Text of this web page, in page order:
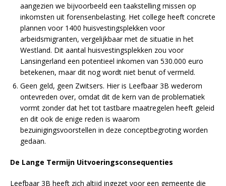
aangezien we bijvoorbeeld een taakstelling missen op
inkomsten uit forensenbelasting. Het college heeft concrete
plannen voor 1400 huisvestingsplekken voor
arbeidsmigranten, vergelijkbaar met de situatie in het
Westland. Dit aantal huisvestingsplekken zou voor
Lansingerland een potentieel inkomen van 530.000 euro
betekenen, maar dit nog wordt niet benut of vermeld.
Geen geld, geen Zwitsers. Hier is Leefbaar 3B wederom
ontevreden over, omdat dit de kern van de problematiek
vormt zonder dat het tot tastbare maatregelen heeft geleid
en dit ook de enige reden is waarom
bezuinigingsvoorstellen in deze conceptbegroting worden
gedaan.
De Lange Termijn Uitvoeringsconsequenties
Leefbaar 3B heeft zich altijd ingezet voor een gemeente die